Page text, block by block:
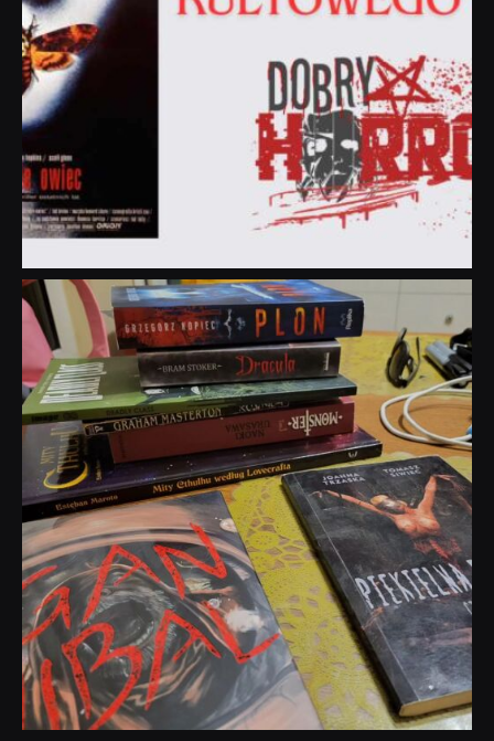
dobryhorror
Lip 31